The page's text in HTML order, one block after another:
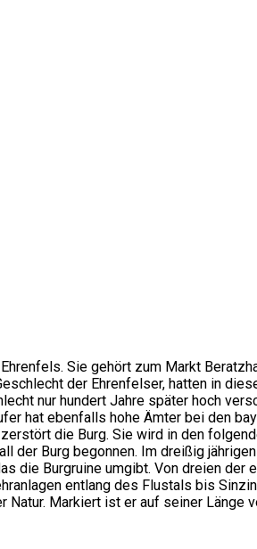
Sie gehört zum Markt
der Ehrenfelser, hatten in
nur hundert Jahre später hoch
hat ebenfalls hohe Ämter bei den
die Burg. Sie wird in den
Burg begonnen. Im dreißig
die Burgruine umgibt. Von dreien
entlang des Flustals bis
Markiert ist er auf seiner Länge